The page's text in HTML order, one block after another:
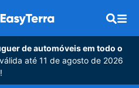
de automóveis em todo o
até 11 de agosto de 2026